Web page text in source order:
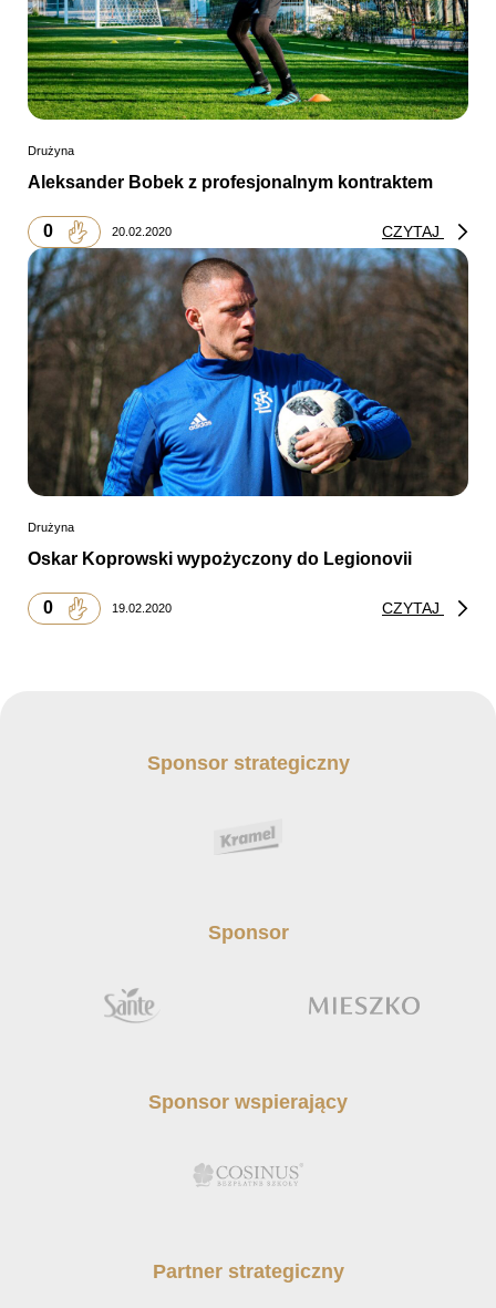
Drużyna
Aleksander Bobek z profesjonalnym kontraktem
0 20.02.2020 CZYTAJ
Drużyna
Oskar Koprowski wypożyczony do Legionovii
0 19.02.2020 CZYTAJ
Sponsor strategiczny
Sponsor
Sponsor wspierający
Partner strategiczny